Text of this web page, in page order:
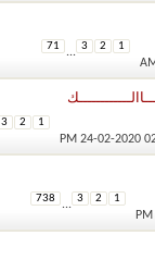
1
2
3
...
71
1
2
3
1
2
3
...
738